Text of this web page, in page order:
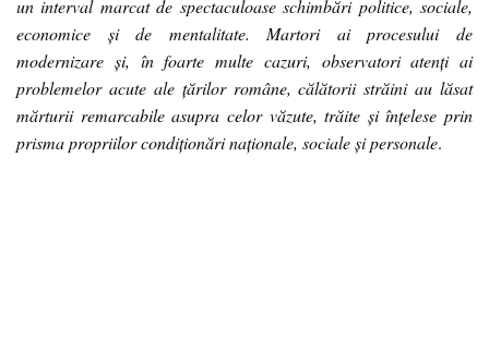
un interval marcat de spectaculoase schimbări politice, sociale,
economice și de mentalitate. Martori ai procesului de
modernizare și, în foarte multe cazuri, observatori atenți ai
problemelor acute ale țărilor române, călătorii străini au lăsat
mărturii remarcabile asupra celor văzute, trăite și înțelese prin
prisma propriilor condiționări naționale, sociale și personale.